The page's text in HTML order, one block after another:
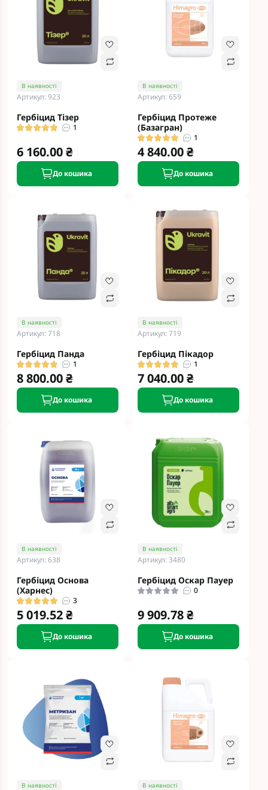
В наявності
Артикул: 923
Гербіцид Тізер
1
6 160.00 ₴
До кошика
В наявності
Артикул: 659
Гербіцид Протеже
(Базагран)
1
4 840.00 ₴
До кошика
В наявності
Артикул: 718
Гербіцид Панда
1
8 800.00 ₴
До кошика
В наявності
Артикул: 719
Гербіцид Пікадор
1
7 040.00 ₴
До кошика
В наявності
Артикул: 638
Гербіцид Основа
(Харнес)
3
5 019.52 ₴
До кошика
В наявності
Артикул: 3480
Гербіцид Оскар Пауер
0
9 909.78 ₴
До кошика
В наявності В наявності